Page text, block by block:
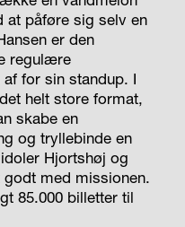
at påføre sig selv en
erden
regulære
for sin standup. I
helt store format,
skabe en
og tryllebinde en
Hjortshøj og
med missionen.
85.000 billetter til